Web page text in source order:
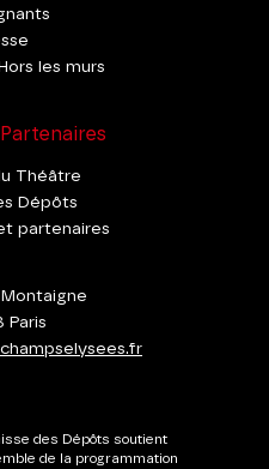
les murs
Théâtre
Dépôts
partenaires
Paris
des Dépôts soutient
de la programmation